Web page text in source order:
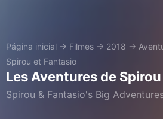
Página inicial → Filmes → 2018 →
Spirou et Fantasio
Les Aventures de
Spirou & Fantasio's Big